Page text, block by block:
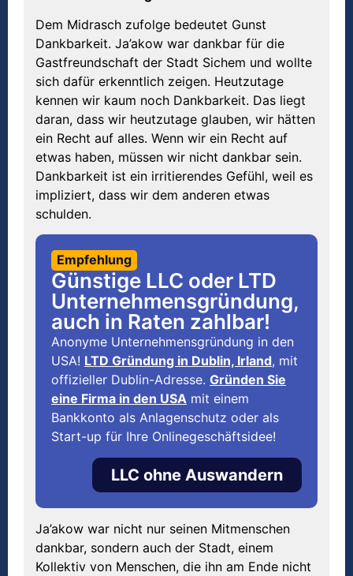
Dem Midrasch zufolge bedeutet Gunst
Dankbarkeit. Ja’akow war dankbar für die
Gastfreundschaft der Stadt Sichem und wollte
sich dafür erkenntlich zeigen. Heutzutage
kennen wir kaum noch Dankbarkeit. Das liegt
daran, dass wir heutzutage glauben, wir hätten
ein Recht auf alles. Wenn wir ein Recht auf
etwas haben, müssen wir nicht dankbar sein.
Dankbarkeit ist ein irritierendes Gefühl, weil es
impliziert, dass wir dem anderen etwas
schulden.
Empfehlung
Günstige LLC oder LTD
Unternehmensgründung,
auch in Raten zahlbar!
Anonyme Unternehmensgründung in den
USA! LTD Gründung in Dublin, Irland, mit
offizieller Dublin-Adresse. Gründen Sie
eine Firma in den USA mit einem
Bankkonto als Anlagenschutz oder als
Start-up für Ihre Onlinegeschäftsidee!
LLC ohne Auswandern
Ja’akow war nicht nur seinen Mitmenschen
dankbar, sondern auch der Stadt, einem
Kollektiv von Menschen, die ihn am Ende nicht